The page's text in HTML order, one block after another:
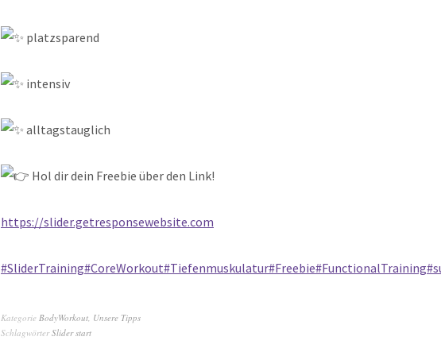
platzsparend
intensiv
alltagstauglich
Hol dir dein Freebie über den Link!
https://slider.getresponsewebsite.com
#SliderTraining#CoreWorkout#Tiefenmuskulatur#Freebie#FunctionalTraining
Kategorie BodyWorkout Unsere Tipps
SchlagwörterSlider start